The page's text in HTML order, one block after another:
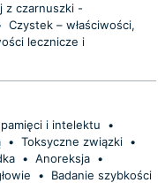
z czarnuszki -
Czystek – właściwości,
lecznicze i
i intelektu
•
• Toksyczne związki •
• Anoreksja •
•
Badanie szybkości